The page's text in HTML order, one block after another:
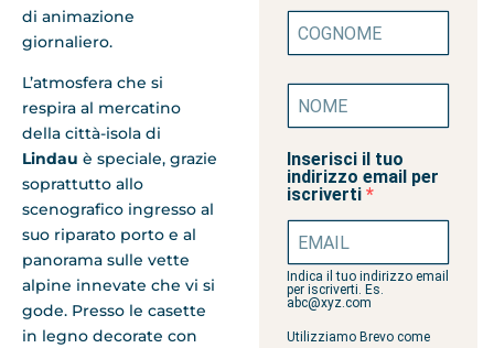
di animazione
giornaliero.
L’atmosfera che si
respira al mercatino
della città-isola di
Lindau è speciale, grazie
soprattutto allo
scenografico ingresso al
suo riparato porto e al
panorama sulle vette
alpine innevate che vi si
gode. Presso le casette
in legno decorate con
Inserisci il tuo
indirizzo email per
iscriverti
Indica il tuo indirizzo email
per iscriverti. Es.
abc@xyz.com
Utilizziamo Brevo come